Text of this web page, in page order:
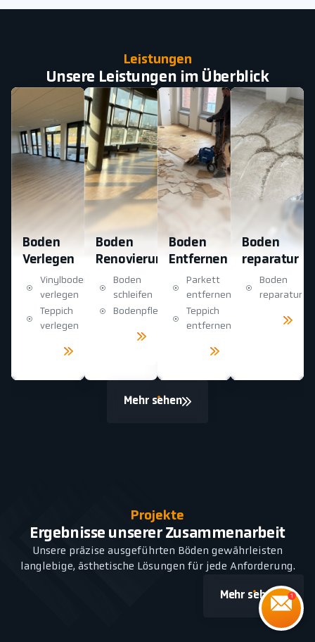
Leistungen
Unsere Leistungen im Überblick
Boden
Verlegen
Vinylboden
verlegen
Teppich
verlegen
Boden
Renovierung
Boden
schleifen
Bodenpflege
Boden
Entfernen
Parkett
entfernen
Teppich
entfernen
Boden
reparatur
Boden
reparatur
Mehr sehen
Projekte
Ergebnisse unserer Zusammenarbeit
Unsere präzise ausgeführten Böden gewährleisten
langlebige, ästhetische Lösungen für jede Anforderung.
Mehr sehen